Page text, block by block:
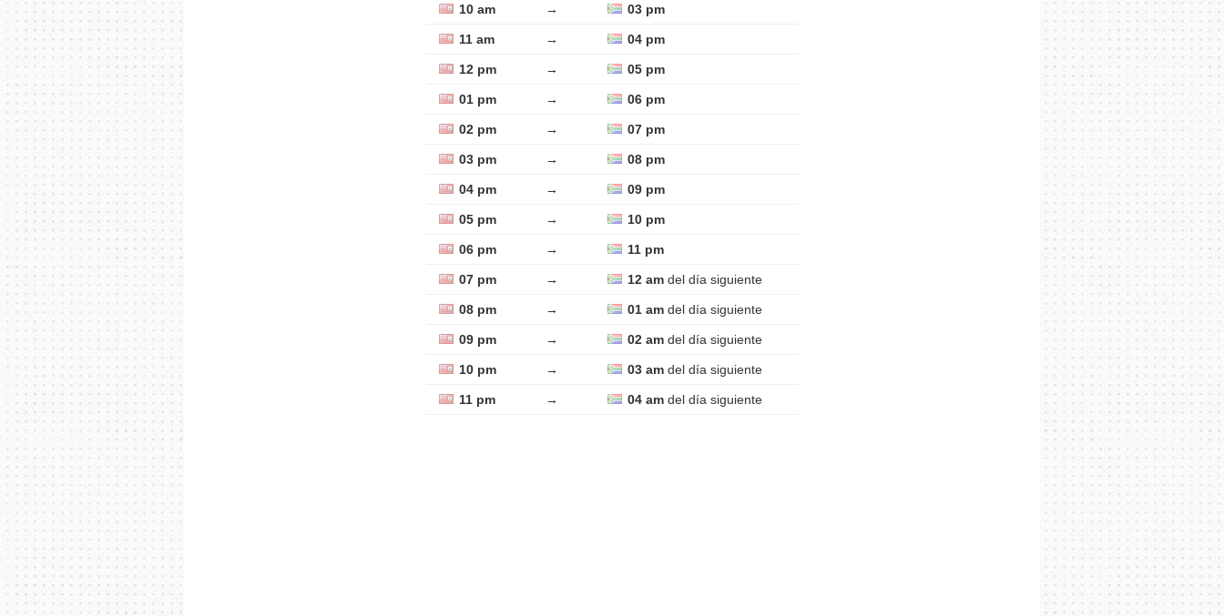
10 am → 03 pm
11 am → 04 pm
12 pm → 05 pm
01 pm → 06 pm
02 pm → 07 pm
03 pm → 08 pm
04 pm → 09 pm
05 pm → 10 pm
06 pm → 11 pm
07 pm → 12 amdel día siguiente
08 pm → 01 amdel día siguiente
09 pm → 02 amdel día siguiente
10 pm → 03 amdel día siguiente
11 pm → 04 amdel día siguiente